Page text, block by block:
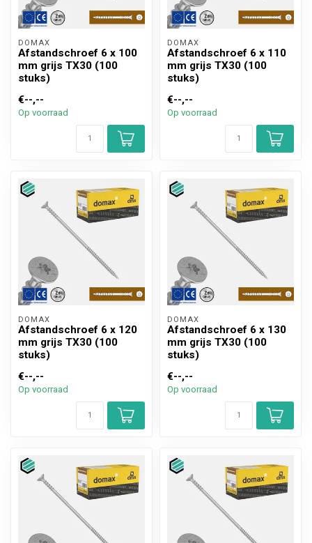
DOMAX
Afstandschroef 6 x 100
mm grijs TX30 (100
stuks)
€--,--
Op voorraad
DOMAX
Afstandschroef 6 x 110
mm grijs TX30 (100
stuks)
€--,--
Op voorraad
DOMAX
Afstandschroef 6 x 120
mm grijs TX30 (100
stuks)
€--,--
Op voorraad
DOMAX
Afstandschroef 6 x 130
mm grijs TX30 (100
stuks)
€--,--
Op voorraad